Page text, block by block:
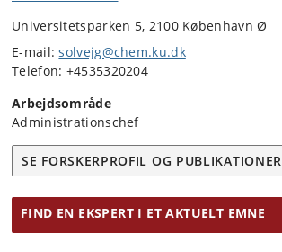
Universitetsparken 5, 2100 København Ø
E-mail:solvejg@chem.ku.dk
Telefon: +4535320204
Arbejdsområde
Administrationschef
SE FORSKERPROFIL OG PUBLIKATIONER
FIND EN EKSPERT I ET AKTUELT EMNE